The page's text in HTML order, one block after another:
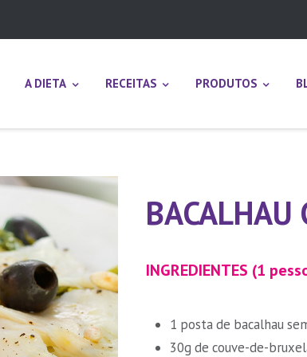
A DIETA RECEITAS PRODUTOS
BACALHAU
INGREDIENTES (1
1 posta de bacalhau
30g de couve-de-